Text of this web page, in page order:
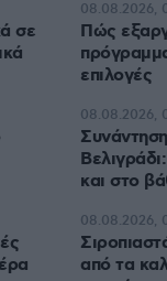
σε
Πώς
επιλογές
08.08.2026,
και στο
08.08.2026,
από τα
08.08.2026,